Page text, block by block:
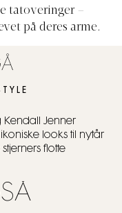
tatoveringer –
på deres arme.
Kendall Jenner
looks til nytår
flotte